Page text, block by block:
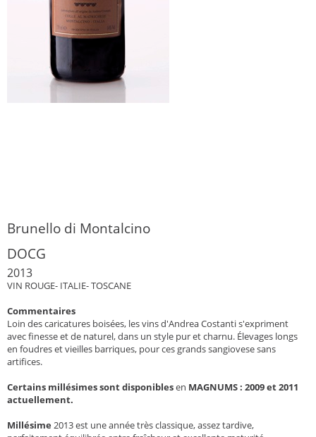
Brunello di Montalcino
DOCG
2013
VIN ROUGE- ITALIE- TOSCANE
Commentaires
Loin des caricatures boisées, les vins d'Andrea Costanti s'expriment
avec finesse et de naturel, dans un style pur et charnu. Élevages longs
en foudres et vieilles barriques, pour ces grands sangiovese sans
artifices.
Certains millésimes sont disponiblesen MAGNUMS : 2009 et 2011
actuellement.
Millésime 2013 est une année très classique, assez tardive,